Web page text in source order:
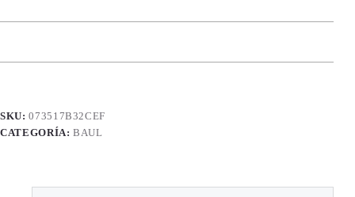
SKU:073517B32CEF
CATEGORÍA:BAUL